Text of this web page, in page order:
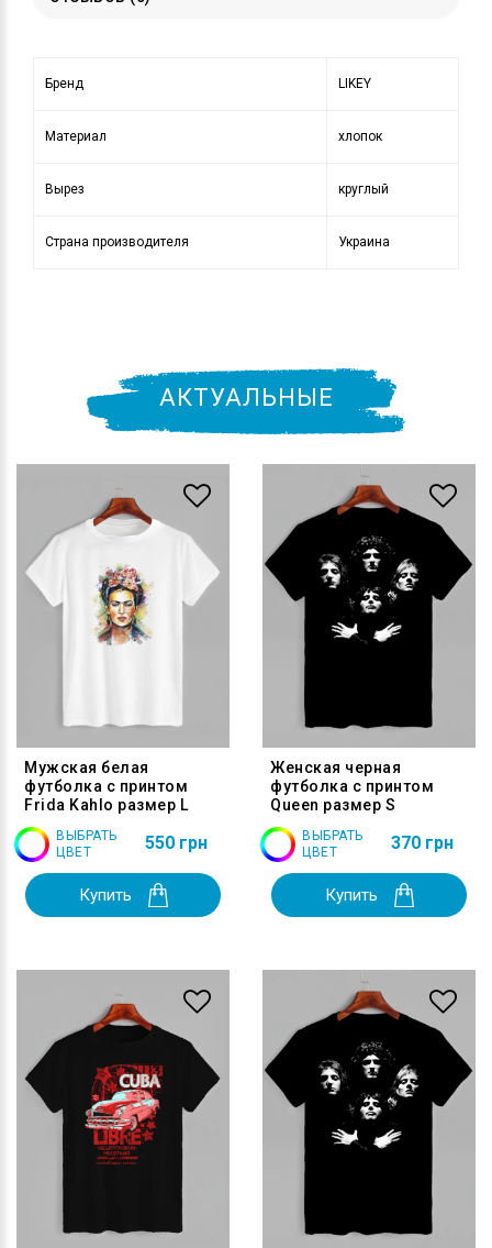
Бренд LIKEY
Материал хлопок
Вырез круглый
Страна производителя Украина
АКТУАЛЬНЫЕ
Мужская белая
футболка с принтом
Frida Kahlo размер L
ВЫБРАТЬ
ЦВЕТ
550 грн
Купить
Женская черная
футболка с принтом
Queen размер S
ВЫБРАТЬ
ЦВЕТ
370 грн
Купить